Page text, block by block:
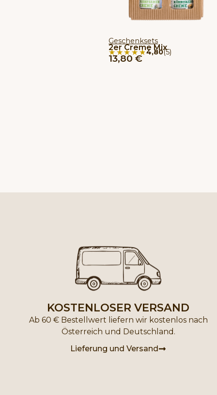
Geschenksets
2er Creme Mix
★★★★★
★★★★★4,80(5)
13,80€
KOSTENLOSER VERSAND
Ab 60 € Bestellwert liefern wir kostenlos nach
Österreich und Deutschland.
Lieferung und Versand